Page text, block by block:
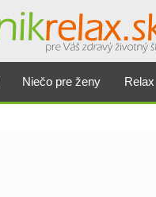
Niečo pre ženy Relax